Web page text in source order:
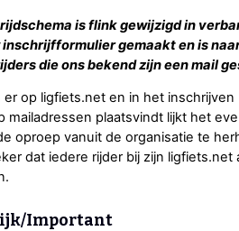
is flink gewijzigd in
inschrijfformulier gemaakt en is
die ons bekend zijn een mail
er op ligfiets.net en in het
mailadressen plaatsvindt lijkt het
oproep vanuit de organisatie te
dat iedere rijder bij zijn
Important